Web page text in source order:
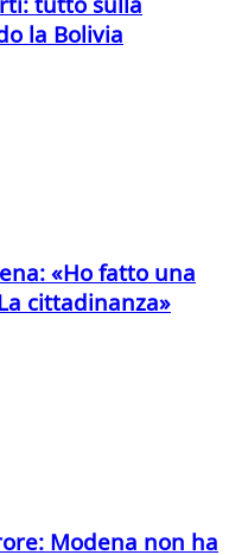
la Bolivia
«Ho fatto una
cittadinanza»
Modena non ha